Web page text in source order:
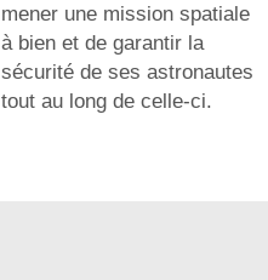
mener une mission spatiale
à bien et de garantir la
sécurité de ses astronautes
tout au long de celle-ci.